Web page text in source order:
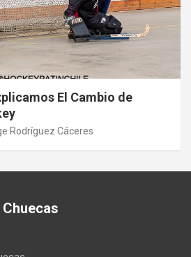
El Cambio de
Rodríguez Cáceres